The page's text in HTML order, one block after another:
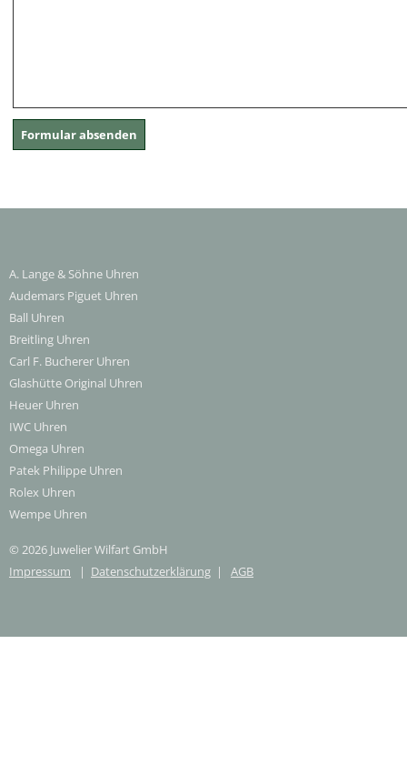
A. Lange & Söhne Uhren
Audemars Piguet Uhren
Ball Uhren
Breitling Uhren
Carl F. Bucherer Uhren
Glashütte Original Uhren
Heuer Uhren
IWC Uhren
Omega Uhren
Patek Philippe Uhren
Rolex Uhren
Wempe Uhren
© 2026 Juwelier Wilfart GmbH
Impressum | Datenschutzerklärung | AGB